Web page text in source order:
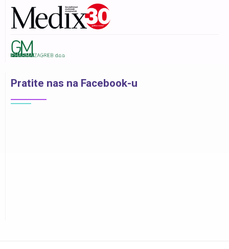
Pratite nas na Facebook-u